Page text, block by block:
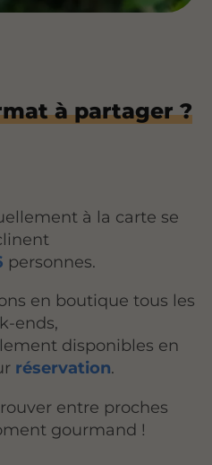
à partager ?
à la carte se
personnes.
en boutique tous les
ends,
disponibles en
réservation.
entre proches
gourmand !